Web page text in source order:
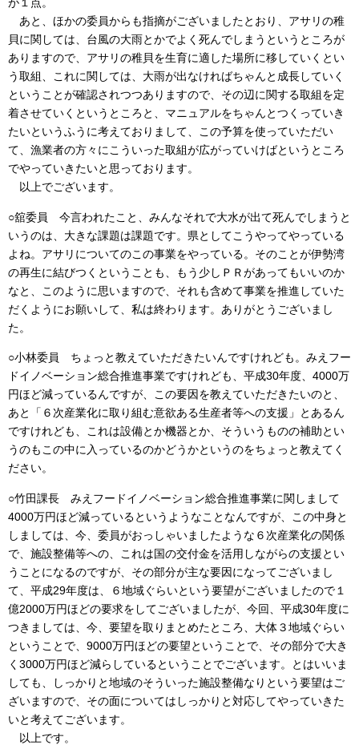
が１点。
あと、ほかの委員からも指摘がございましたとおり、アサリの稚
貝に関しては、台風の大雨とかでよく死んでしまうというところが
ありますので、アサリの稚貝を生育に適した場所に移していくとい
う取組、これに関しては、大雨が出なければちゃんと成長していく
ということが確認されつつありますので、その辺に関する取組を定
着させていくというところと、マニュアルをちゃんとつくっていき
たいというふうに考えておりまして、この予算を使っていただい
て、漁業者の方々にこういった取組が広がっていけばというところ
でやっていきたいと思っております。
以上でございます。
○舘委員 今言われたこと、みんなそれで大水が出て死んでしまうと
いうのは、大きな課題は課題です。県としてこうやってやっている
よね。アサリについてのこの事業をやっている。そのことが伊勢湾
の再生に結びつくということも、もう少しＰＲがあってもいいのか
なと、このように思いますので、それも含めて事業を推進していた
だくようにお願いして、私は終わります。ありがとうございまし
た。
○小林委員 ちょっと教えていただきたいんですけれども。みえフー
ドイノベーション総合推進事業ですけれども、平成30年度、4000万
円ほど減っているんですが、この要因を教えていただきたいのと、
あと「６次産業化に取り組む意欲ある生産者等への支援」とあるん
ですけれども、これは設備とか機器とか、そういうものの補助とい
うのもこの中に入っているのかどうかというのをちょっと教えてく
ださい。
○竹田課長 みえフードイノベーション総合推進事業に関しまして
4000万円ほど減っているというようなことなんですが、この中身と
しましては、今、委員がおっしゃいましたような６次産業化の関係
で、施設整備等への、これは国の交付金を活用しながらの支援とい
うことになるのですが、その部分が主な要因になってございまし
て、平成29年度は、６地域ぐらいという要望がございましたので１
億2000万円ほどの要求をしてございましたが、今回、平成30年度に
つきましては、今、要望を取りまとめたところ、大体３地域ぐらい
ということで、9000万円ほどの要望ということで、その部分で大き
く3000万円ほど減らしているということでございます。とはいいま
しても、しっかりと地域のそういった施設整備なりという要望はご
ざいますので、その面についてはしっかりと対応してやっていきた
いと考えてございます。
以上です。